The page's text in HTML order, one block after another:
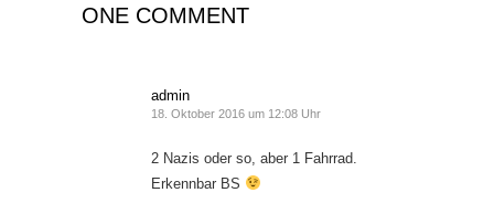
ONE COMMENT
admin
18. Oktober 2016 um 12:08 Uhr
2 Nazis oder so, aber 1 Fahrrad.
Erkennbar BS